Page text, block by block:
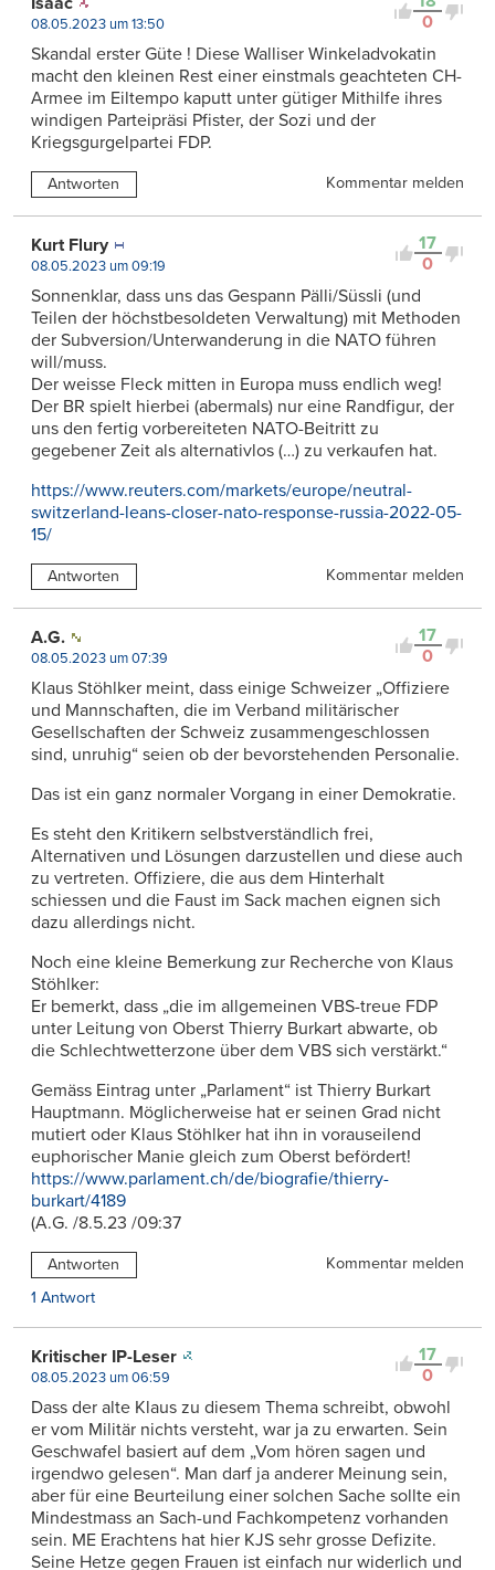
0
08.05.2023 um 13:50
Skandal erster Güte ! Diese Walliser Winkeladvokatin
macht den kleinen Rest einer einstmals geachteten CH-
Armee im Eiltempo kaputt unter gütiger Mithilfe ihres
windigen Parteipräsi Pfister, der Sozi und der
Kriegsgurgelpartei FDP.
Antworten Kommentar melden
17
0
Kurt Flury
08.05.2023 um 09:19
Sonnenklar, dass uns das Gespann Pälli/Süssli (und
Teilen der höchstbesoldeten Verwaltung) mit Methoden
der Subversion/Unterwanderung in die NATO führen
will/muss.
Der weisse Fleck mitten in Europa muss endlich weg!
Der BR spielt hierbei (abermals) nur eine Randfigur, der
uns den fertig vorbereiteten NATO-Beitritt zu
gegebener Zeit als alternativlos (…) zu verkaufen hat.
https://www.reuters.com/markets/europe/neutral-
switzerland-leans-closer-nato-response-russia-2022-05-
15/
Antworten Kommentar melden
17
0
A.G.
08.05.2023 um 07:39
Klaus Stöhlker meint, dass einige Schweizer „Offiziere
und Mannschaften, die im Verband militärischer
Gesellschaften der Schweiz zusammengeschlossen
sind, unruhig“ seien ob der bevorstehenden Personalie.
Das ist ein ganz normaler Vorgang in einer Demokratie.
Es steht den Kritikern selbstverständlich frei,
Alternativen und Lösungen darzustellen und diese auch
zu vertreten. Offiziere, die aus dem Hinterhalt
schiessen und die Faust im Sack machen eignen sich
dazu allerdings nicht.
Noch eine kleine Bemerkung zur Recherche von Klaus
Stöhlker:
Er bemerkt, dass „die im allgemeinen VBS-treue FDP
unter Leitung von Oberst Thierry Burkart abwarte, ob
die Schlechtwetterzone über dem VBS sich verstärkt.“
Gemäss Eintrag unter „Parlament“ ist Thierry Burkart
Hauptmann. Möglicherweise hat er seinen Grad nicht
mutiert oder Klaus Stöhlker hat ihn in vorauseilend
euphorischer Manie gleich zum Oberst befördert!
https://www.parlament.ch/de/biografie/thierry-
burkart/4189
(A.G. /8.5.23 /09:37
Antworten
Kommentar melden
1 Antwort
17
0
Kritischer IP-Leser
08.05.2023 um 06:59
Dass der alte Klaus zu diesem Thema schreibt, obwohl
er vom Militär nichts versteht, war ja zu erwarten. Sein
Geschwafel basiert auf dem „Vom hören sagen und
irgendwo gelesen“. Man darf ja anderer Meinung sein,
aber für eine Beurteilung einer solchen Sache sollte ein
Mindestmass an Sach-und Fachkompetenz vorhanden
sein. ME Erachtens hat hier KJS sehr grosse Defizite.
Seine Hetze gegen Frauen ist einfach nur widerlich und